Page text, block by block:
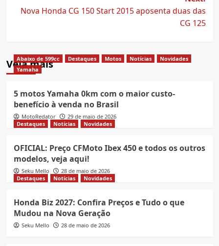
Nova Honda CG 150 Start 2015 aposenta duas das
CG 125
Veja mais
Abaixo de 599cc Destaques Motos Notícias
Novidades
Yamaha
5 motos Yamaha 0km com o maior custo-
benefício à venda no Brasil
MotoRedator
29 de maio de 2026
Destaques
Notícias Novidades
OFICIAL: Preço CFMoto Ibex 450 e todos os outros
modelos, veja aqui!
Seku Mello
28 de maio de 2026
Destaques
Notícias Novidades
Honda Biz 2027: Confira Preços e Tudo o que
Mudou na Nova Geração
Seku Mello 28 de maio de 2026